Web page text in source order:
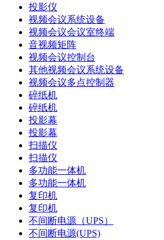
投影仪
视频会议系统设备
视频会议会议室终端
音视频矩阵
视频会议控制台
其他视频会议系统设备
视频会议多点控制器
碎纸机
碎纸机
投影幕
投影幕
扫描仪
扫描仪
多功能一体机
多功能一体机
复印机
复印机
不间断电源（UPS）
不间断电源(UPS)